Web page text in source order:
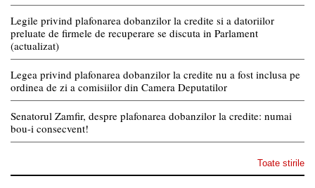
Legile privind plafonarea dobanzilor la credite si a datoriilor
preluate de firmele de recuperare se discuta in Parlament
(actualizat)
Legea privind plafonarea dobanzilor la credite nu a fost inclusa pe
ordinea de zi a comisiilor din Camera Deputatilor
Senatorul Zamfir, despre plafonarea dobanzilor la credite: numai
bou-i consecvent!
Toate stirile